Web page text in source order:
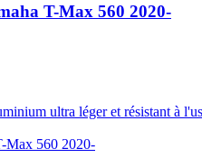
T-Max 560 2020-
ultra léger et résistant à